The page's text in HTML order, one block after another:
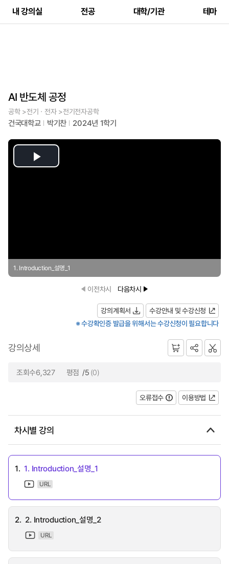
내 강의실 전공 대학/기관 테마
AI 반도체 공정
공학 >전기ㆍ전자 >전기전자공학
건국대학교 박기찬 2024년 1학기
Play
1. Introduction_설명_1
이전차시 다음차시
강의계획서
수강안내 및 수강신청
※ 수강확인증 발급을 위해서는 수강신청이 필요합니다
강의상세
조회수6,327 평점 /5 (0)
오류접수 이용방법
차시별 강의
1. 1. Introduction_설명_1
URL
2. 2. Introduction_설명_2
URL